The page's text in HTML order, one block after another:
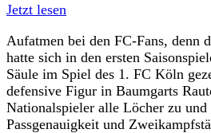
Jetzt lesen
Aufatmen bei den FC-Fans, denn
hatte sich in den ersten
Säule im Spiel des 1. FC Köln
defensive Figur in Baumgarts
Nationalspieler alle Löcher zu
Passgenauigkeit und